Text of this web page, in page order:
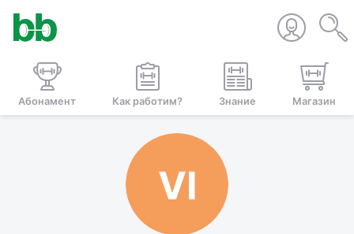
Абонамент Как работим? Знание Магазин
VI